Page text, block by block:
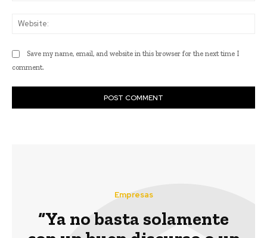
Save my name, email, and website in this browser for the next time I
comment.